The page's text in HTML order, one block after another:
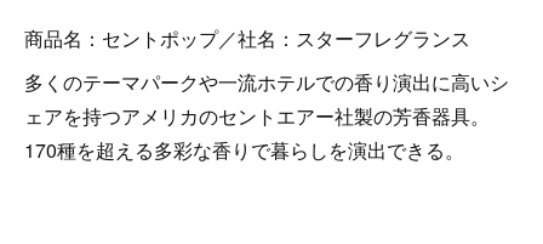
商品名：セントポップ／社名：スターフレグランス
多くのテーマパークや一流ホテルでの香り演出に高いシ
ェアを持つアメリカのセントエアー社製の芳香器具。
170種を超える多彩な香りで暮らしを演出できる。